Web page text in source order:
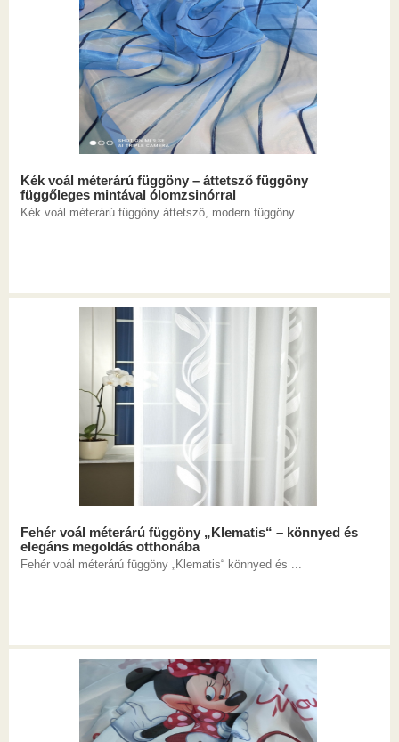
Kék voál méterárú függöny – áttetsző függöny
függőleges mintával ólomzsinórral
Kék voál méterárú függöny áttetsző, modern függöny ...
Fehér voál méterárú függöny „Klematis“ – könnyed és
elegáns megoldás otthonába
Fehér voál méterárú függöny „Klematis“ könnyed és ...